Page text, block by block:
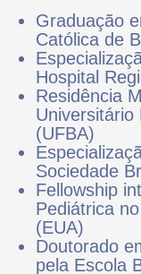
Fellowship
Pediátrica no
(EUA)
Doutorado
pela Escola
Médica
Militar do
Membro
Urologia